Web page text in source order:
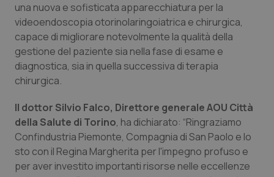
Quotidiano Chirurgia
Quotidiano Oncologia
Quotidiano Pediatria
Rene & patologie urogenitali
Salute orale & impianti
una nuova e sofisticata apparecchiatura per la
videoendoscopia otorinolaringoiatrica e chirurgica,
capace di migliorare notevolmente la qualità della
gestione del paziente sia nella fase di esame e
diagnostica, sia in quella successiva di terapia
chirurgica.
Il dottor Silvio Falco, Direttore generale AOU Città
della Salute di Torino, ha dichiarato: “Ringraziamo
Confindustria Piemonte, Compagnia di San Paolo e Io
sto con il Regina Margherita per l'impegno profuso e
per aver investito importanti risorse nelle eccellenze